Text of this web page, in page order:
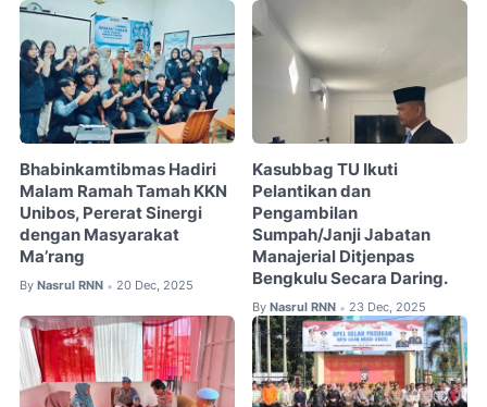
Bhabinkamtibmas Hadiri
Malam Ramah Tamah KKN
Unibos, Pererat Sinergi
dengan Masyarakat
Ma’rang
By Nasrul RNN • 20 Dec, 2025
Kasubbag TU Ikuti
Pelantikan dan
Pengambilan
Sumpah/Janji Jabatan
Manajerial Ditjenpas
Bengkulu Secara Daring.
By Nasrul RNN • 23 Dec, 2025